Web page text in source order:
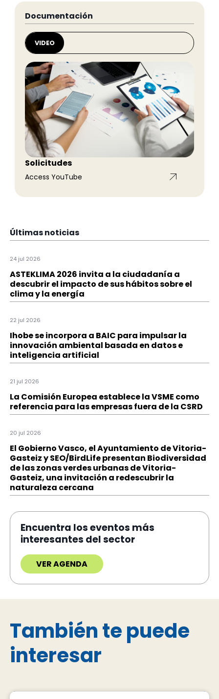
Documentación
VIDEO
Solicitudes
Access YouTube
Últimas noticias
24 jul 2026
ASTEKLIMA 2026 invita a la ciudadanía a
descubrir el impacto de sus hábitos sobre el
clima y la energía
22 jul 2026
Ihobe se incorpora a BAIC para impulsar la
innovación ambiental basada en datos e
inteligencia artificial
21 jul 2026
La Comisión Europea establece la VSME como
referencia para las empresas fuera de la CSRD
20 jul 2026
El Gobierno Vasco, el Ayuntamiento de Vitoria-
Gasteiz y SEO/BirdLife presentan Biodiversidad
de las zonas verdes urbanas de Vitoria-
Gasteiz, una invitación a redescubrir la
naturaleza cercana
Encuentra los eventos más
interesantes del sector
VER AGENDA
También te puede
interesar